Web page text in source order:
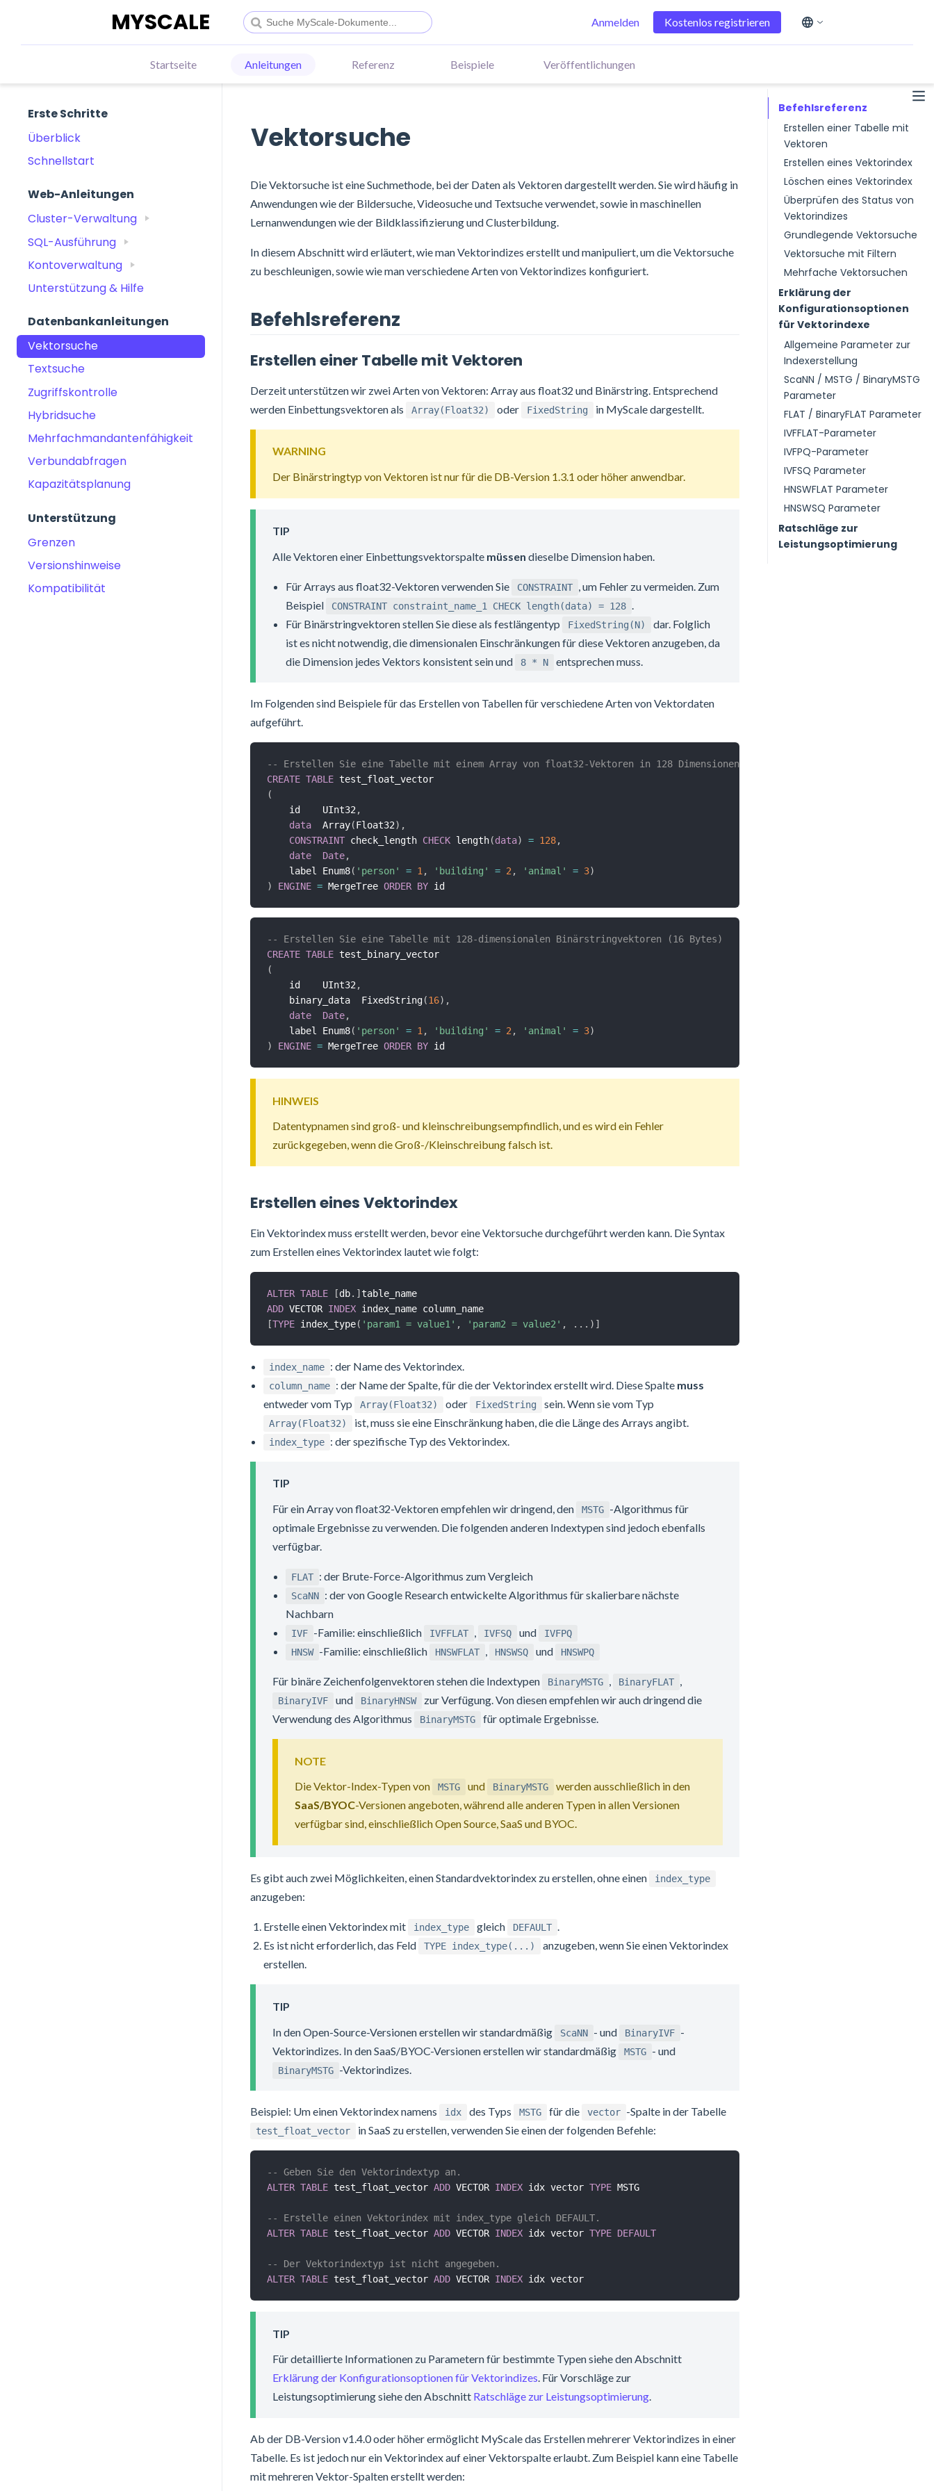
MYSCALE Anmelden
Kostenlos registrieren
English
Deutsch
日本語
Startseite Anleitungen Referenz Beispiele Veröffentlichungen
Erste Schritte
Überblick
Schnellstart
Web-Anleitungen
Cluster-Verwaltung
SQL-Ausführung
Kontoverwaltung
Unterstützung & Hilfe
Datenbankanleitungen
Vektorsuche
Textsuche
Zugriffskontrolle
Hybridsuche
Mehrfachmandantenfähigkeit
Verbundabfragen
Kapazitätsplanung
Unterstützung
Grenzen
Versionshinweise
Kompatibilität
Vektorsuche
Die Vektorsuche ist eine Suchmethode, bei der Daten als Vektoren dargestellt werden. Sie wird häufig in
Anwendungen wie der Bildersuche, Videosuche und Textsuche verwendet, sowie in maschinellen
Lernanwendungen wie der Bildklassifizierung und Clusterbildung.
In diesem Abschnitt wird erläutert, wie man Vektorindizes erstellt und manipuliert, um die Vektorsuche
zu beschleunigen, sowie wie man verschiedene Arten von Vektorindizes konfiguriert.
Befehlsreferenz
Erstellen einer Tabelle mit Vektoren
Derzeit unterstützen wir zwei Arten von Vektoren: Array aus float32 und Binärstring. Entsprechend
werden Einbettungsvektoren als
Array(Float32) oder FixedString in MyScale dargestellt.
WARNING
Der Binärstringtyp von Vektoren ist nur für die DB-Version 1.3.1 oder höher anwendbar.
TIP
Alle Vektoren einer Einbettungsvektorspalte müssen dieselbe Dimension haben.
Für Arrays aus float32-Vektoren verwenden Sie CONSTRAINT
, um Fehler zu vermeiden. Zum
Beispiel
CONSTRAINT constraint_name_1 CHECK length(data) = 128
Für Binärstringvektoren stellen Sie diese als festlängentyp
FixedString(N)
dar. Folglich
ist es nicht notwendig, die dimensionalen Einschränkungen für diese Vektoren anzugeben, da
die Dimension jedes Vektors konsistent sein und
8 * N entsprechen muss.
Im Folgenden sind Beispiele für das Erstellen von Tabellen für verschiedene Arten von Vektordaten
aufgeführt.
-- Erstellen Sie eine Tabelle mit einem Array von float32-Vektoren in 128 Dimensionen und einer Vektorspalte mit
CREATE TABLE
(
    id    UInt32
,
data
  Array
(Float32) ,
CONSTRAINT check_length CHECK length(data) = 128,
date
Date,
    label Enum8
( 'person' = 1, 'building' = 2, 'animal' = 3)
)
ENGINE = MergeTree ORDER BY
-- Erstellen Sie eine Tabelle mit 128-dimensionalen Binärstringvektoren (16 Bytes)
CREATE TABLE
(
    id    UInt32
,
    binary_data  FixedString
(16) ,
date
Date,
    label Enum8
( 'person' = 1 , 'building' = 2 , 'animal' = 3)
)
ENGINE = MergeTree ORDER BY
HINWEIS
Datentypnamen sind groß- und kleinschreibungsempfindlich, und es wird ein Fehler
zurückgegeben, wenn die Groß-/Kleinschreibung falsch ist.
Erstellen eines Vektorindex
Ein Vektorindex muss erstellt werden, bevor eine Vektorsuche durchgeführt werden kann. Die Syntax
zum Erstellen eines Vektorindex lautet wie folgt:
ALTER TABLE [db. ]
ADD VECTOR INDEX
[TYPE index_type( 'param1 = value1' , 'param2 = value2' , . . . ) ]
index_name : der Name des Vektorindex.
column_name : der Name der Spalte, für die der Vektorindex erstellt wird. Diese Spalte muss
entweder vom Typ
Array(Float32) oder FixedString sein. Wenn sie vom Typ
Array(Float32) ist, muss sie eine Einschränkung haben, die die Länge des Arrays angibt.
index_type : der spezifische Typ des Vektorindex.
TIP
Für ein Array von float32-Vektoren empfehlen wir dringend, den
MSTG -Algorithmus für
optimale Ergebnisse zu verwenden. Die folgenden anderen Indextypen sind jedoch ebenfalls
verfügbar.
FLAT : der Brute-Force-Algorithmus zum Vergleich
ScaNN : der von Google Research entwickelte Algorithmus für skalierbare nächste
Nachbarn
IVF -Familie: einschließlich IVFFLAT , IVFSQ und
IVFPQ
HNSW -Familie: einschließlich HNSWFLAT , HNSWSQ und HNSWPQ
Für binäre Zeichenfolgenvektoren stehen die Indextypen BinaryMSTG , BinaryFLAT ,
BinaryIVF und BinaryHNSW
zur Verfügung. Von diesen empfehlen wir auch dringend die
Verwendung des Algorithmus
BinaryMSTG für optimale Ergebnisse.
NOTE
Die Vektor-Index-Typen von
MSTG und BinaryMSTG
werden ausschließlich in den
SaaS/BYOC-Versionen angeboten, während alle anderen Typen in allen Versionen
verfügbar sind, einschließlich Open Source, SaaS und BYOC.
Es gibt auch zwei Möglichkeiten, einen Standardvektorindex zu erstellen, ohne einen index_type
anzugeben:
Erstelle einen Vektorindex mit index_type gleich DEFAULT .
Es ist nicht erforderlich, das Feld
TYPE index_type(...)
anzugeben, wenn Sie einen Vektorindex
erstellen.
TIP
In den Open-Source-Versionen erstellen wir standardmäßig
ScaNN - und BinaryIVF -
Vektorindizes. In den SaaS/BYOC-Versionen erstellen wir standardmäßig
MSTG - und
BinaryMSTG -Vektorindizes.
Beispiel: Um einen Vektorindex namens idx des Typs MSTG für die vector -Spalte in der Tabelle
test_float_vector in SaaS zu erstellen, verwenden Sie einen der folgenden Befehle:
-- Geben Sie den Vektorindextyp an.
ALTER TABLE test_float_vector ADD VECTOR INDEX idx vector TYPE MSTG
-- Erstelle einen Vektorindex mit index_type gleich DEFAULT.
ALTER TABLE test_float_vector ADD VECTOR INDEX idx vector TYPE DEFAULT
-- Der Vektorindextyp ist nicht angegeben.
ALTER TABLE test_float_vector ADD VECTOR INDEX
TIP
Für detaillierte Informationen zu Parametern für bestimmte Typen siehe den Abschnitt
Erklärung der Konfigurationsoptionen für Vektorindizes. Für Vorschläge zur
Leistungsoptimierung siehe den Abschnitt Ratschläge zur Leistungsoptimierung.
Ab der DB-Version v1.4.0 oder höher ermöglicht MyScale das Erstellen mehrerer Vektorindizes in einer
Tabelle. Es ist jedoch nur ein Vektorindex auf einer Vektorspalte erlaubt. Zum Beispiel kann eine Tabelle
mit mehreren Vektor-Spalten erstellt werden:
Befehlsreferenz
Erstellen einer Tabelle mit
Vektoren
Erstellen eines Vektorindex
Löschen eines Vektorindex
Überprüfen des Status von
Vektorindizes
Grundlegende Vektorsuche
Vektorsuche mit Filtern
Mehrfache Vektorsuchen
Erklärung der
Konfigurationsoptionen
für Vektorindexe
Allgemeine Parameter zur
Indexerstellung
ScaNN / MSTG / BinaryMSTG
Parameter
FLAT / BinaryFLAT Parameter
IVFFLAT-Parameter
IVFPQ-Parameter
IVFSQ Parameter
HNSWFLAT Parameter
HNSWSQ Parameter
Ratschläge zur
Leistungsoptimierung